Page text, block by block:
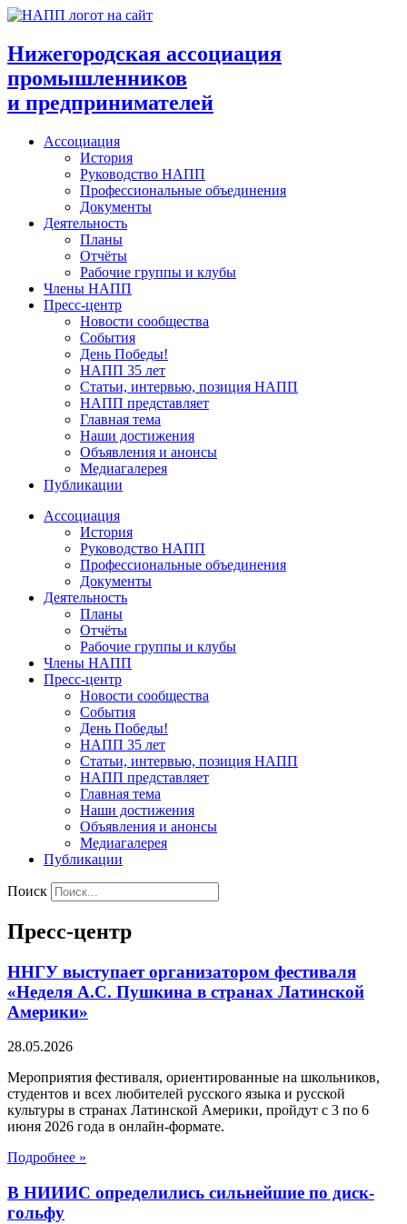
Перейти
содержимому
Нижегородская ассоциация
промышленников
и предпринимателей
Ассоциация
История
Руководство НАПП
Профессиональные объединения
Документы
Деятельность
Планы
Отчёты
Рабочие группы и клубы
Члены НАПП
Пресс-центр
Новости сообщества
События
День Победы!
НАПП 35 лет
Статьи, интервью, позиция НАПП
НАПП представляет
Главная тема
Наши достижения
Объявления и анонсы
Медиагалерея
Публикации
Ассоциация
История
Руководство НАПП
Профессиональные объединения
Документы
Деятельность
Планы
Отчёты
Рабочие группы и клубы
Члены НАПП
Пресс-центр
Новости сообщества
События
День Победы!
НАПП 35 лет
Статьи, интервью, позиция НАПП
НАПП представляет
Главная тема
Наши достижения
Объявления и анонсы
Медиагалерея
Публикации
Поиск
Пресс-центр
ННГУ выступает организатором фестиваля
«Неделя А.С. Пушкина в странах Латинской
Америки»
28.05.2026
Мероприятия фестиваля, ориентированные на школьников,
студентов и всех любителей русского языка и русской
культуры в странах Латинской Америки, пройдут с 3 по 6
июня 2026 года в онлайн-формате.
Подробнее »
В НИИИС определились сильнейшие по диск-
гольфу